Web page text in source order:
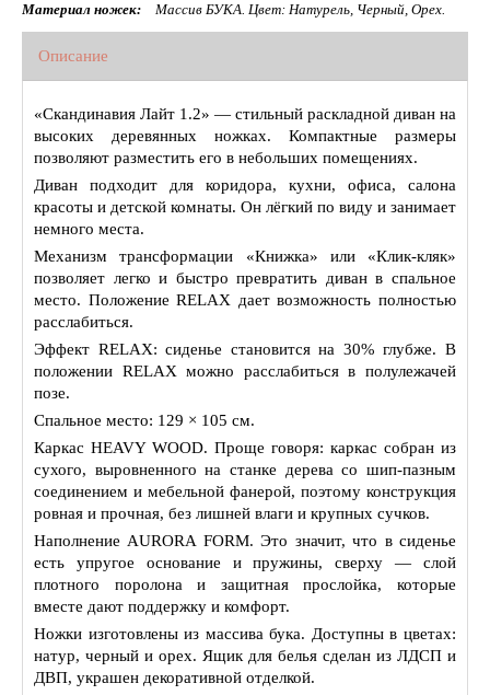
Материал ножек:
Массив БУКА. Цвет: Натурель, Черный, Орех.
Описание
«Скандинавия Лайт 1.2» — стильный раскладной диван на
высоких деревянных ножках. Компактные размеры
позволяют разместить его в небольших помещениях.
Диван подходит для коридора, кухни, офиса, салона
красоты и детской комнаты. Он лёгкий по виду и занимает
немного места.
Механизм трансформации «Книжка» или «Клик-кляк»
позволяет легко и быстро превратить диван в спальное
место. Положение RELAX дает возможность полностью
расслабиться.
Эффект RELAX: сиденье становится на 30% глубже. В
положении RELAX можно расслабиться в полулежачей
позе.
Спальное место: 129 × 105 см.
Каркас HEAVY WOOD. Проще говоря: каркас собран из
сухого, выровненного на станке дерева со шип‑пазным
соединением и мебельной фанерой, поэтому конструкция
ровная и прочная, без лишней влаги и крупных сучков.
Наполнение AURORA FORM. Это значит, что в сиденье
есть упругое основание и пружины, сверху — слой
плотного поролона и защитная прослойка, которые
вместе дают поддержку и комфорт.
Ножки изготовлены из массива бука. Доступны в цветах:
натур, черный и орех. Ящик для белья сделан из ЛДСП и
ДВП, украшен декоративной отделкой.